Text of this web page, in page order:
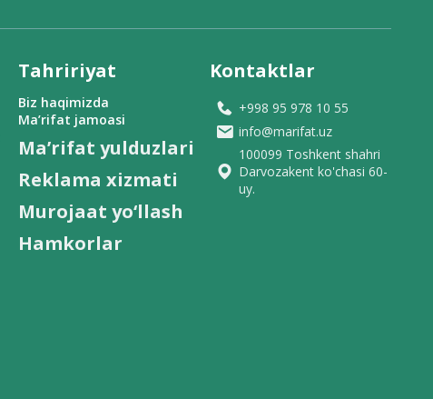
Tahririyat
Biz haqimizda
Ma’rifat jamoasi
Ma’rifat yulduzlari
Reklama xizmati
Murojaat yo‘llash
Hamkorlar
Kontaktlar
+998 95 978 10 55
info@marifat.uz
100099 Toshkent shahri
Darvozakent ko'chasi 60-
uy.